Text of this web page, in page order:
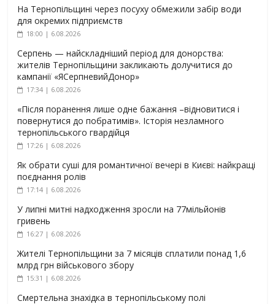
На Тернопільщині через посуху обмежили забір води
для окремих підприємств
18:00 | 6.08.2026
Серпень — найскладніший період для донорства:
жителів Тернопільщини закликають долучитися до
кампанії «ЯСерпневийДонор»
17:34 | 6.08.2026
«Після поранення лише одне бажання –відновитися і
повернутися до побратимів». Історія незламного
тернопільського гвардійця
17:26 | 6.08.2026
Як обрати суші для романтичної вечері в Києві: найкращі
поєднання ролів
17:14 | 6.08.2026
У липні митні надходження зросли на 77мільйонів
гривень
16:27 | 6.08.2026
Жителі Тернопільщини за 7 місяців сплатили понад 1,6
млрд грн військового збору
15:31 | 6.08.2026
Смертельна знахідка в тернопільському полі